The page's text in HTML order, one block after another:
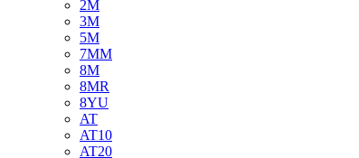
2M
3M
5M
7MM
8M
8MR
8YU
AT
AT10
AT20